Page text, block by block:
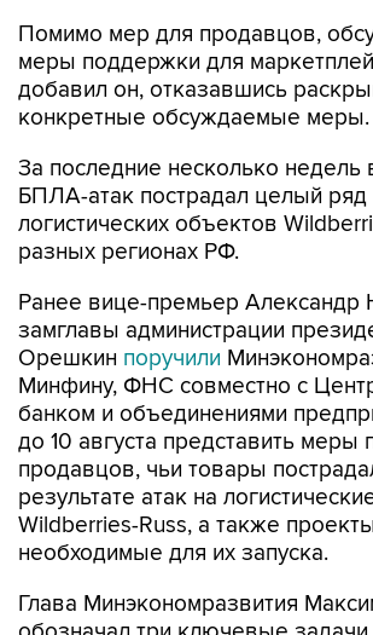
Помимо мер для продавцов,
меры поддержки для
добавил он, отказавшись
конкретные обсуждаемые меры.
За последние несколько недель
БПЛА-атак пострадал целый ряд
логистических объектов
разных регионах РФ.
Ранее вице-премьер Александр
замглавы администрации
Орешкин поручили
Минфину, ФНС совместно с
банком и объединениями
до 10 августа представить меры
продавцов, чьи товары
результате атак на
Wildberries-Russ, а также
необходимые для их запуска.
Глава Минэкономразвития